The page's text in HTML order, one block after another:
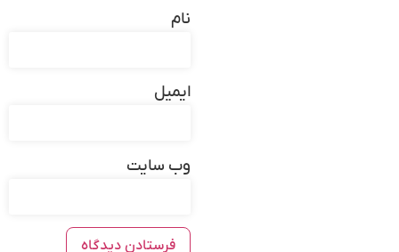
نام
ایمیل
وب‌ سایت